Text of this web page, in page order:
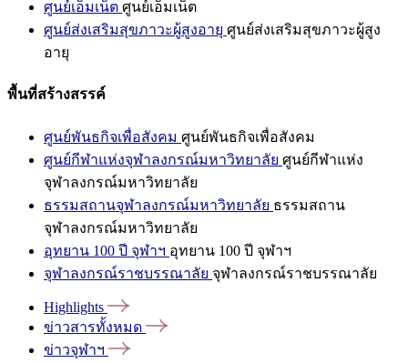
ศูนย์เอ็มเน็ต ศูนย์เอ็มเน็ต
ศูนย์ส่งเสริมสุขภาวะผู้สูงอายุ ศูนย์ส่งเสริมสุขภาวะผู้สูง
อายุ
พื้นที่สร้างสรรค์
ศูนย์พันธกิจเพื่อสังคม ศูนย์พันธกิจเพื่อสังคม
ศูนย์กีฬาแห่งจุฬาลงกรณ์มหาวิทยาลัย ศูนย์กีฬาแห่ง
จุฬาลงกรณ์มหาวิทยาลัย
ธรรมสถานจุฬาลงกรณ์มหาวิทยาลัย ธรรมสถาน
จุฬาลงกรณ์มหาวิทยาลัย
อุทยาน 100 ปี จุฬาฯ อุทยาน 100 ปี จุฬาฯ
จุฬาลงกรณ์ราชบรรณาลัย จุฬาลงกรณ์ราชบรรณาลัย
Highlights
ข่าวสารทั้งหมด
ข่าวจุฬาฯ